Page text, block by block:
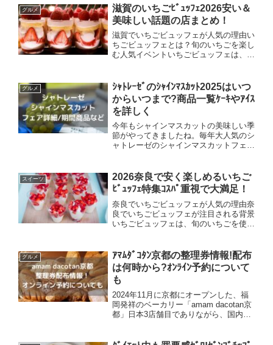
です。この記事では、ショーコラとパリ
トロの違いや味の特徴、ど...
グルメ
滋賀のいちごﾋﾞｭｯﾌｪ2026安い＆
美味しい話題の店まとめ！
滋賀でいちごビュッフェが人気の理由い
ちごビュッフェとは？旬のいちごを楽し
む人気イベントいちごビュッフェは、旬
春先にかけていちごが最もおいしい時期
を迎えることから、滋賀県...
グルメ
ｼｬﾄﾚｰｾﾞのｼｬｲﾝﾏｽｶｯﾄ2025はいつ
からいつまで?商品一覧ｹｰｷやｱｲｽ
を詳しく
今年もシャインマスカットの美味しい季
節がやってきましたね。毎年大人気のシ
ャトレーゼのシャインマスカットフェ
やケーキの種類などについてお伝えして
いきます。↓ふるさと納税で...
スイーツ
2026奈良で安く楽しめるいちご
ﾋﾞｭｯﾌｪ特集ｺｽﾊﾟ重視で大満足！
奈良でいちごビュッフェが人気の理由奈
良でいちごビュッフェが注目される背景
いちごビュッフェは、旬のいちごを使っ
なるとさまざまなホテルやカフェ、レス
トランでいちごビュッフェ...
グルメ
ｱﾏﾑﾀﾞｺﾀﾝ京都の整理券情報!配布
は何時から?ｵﾝﾗｲﾝ予約について
も
2024年11月に京都にオープンした、福
岡発祥のベーカリー「amam dacotan京
都」日本3店舗目でありながら、国内最